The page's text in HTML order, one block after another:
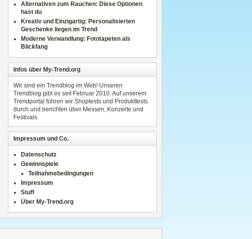
Alternativen zum Rauchen: Diese Optionen
hast du
Kreativ und Einzigartig: Personalisierten
Geschenke liegen im Trend
Moderne Verwandlung: Fototapeten als
Blickfang
Infos über My-Trend.org
Wir sind ein Trendblog im Web! Unseren
Trendblog gibt es seit Februar 2010. Auf unserem
Trendportal führen wir Shoptests und Produkttests
durch und berichten über Messen, Konzerte und
Festivals.
Impressum und Co.
Datenschutz
Gewinnspiele
Teilnahmebedingungen
Impressum
Stuff
Über My-Trend.org